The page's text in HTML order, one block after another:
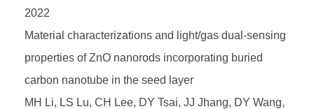
2022
Material characterizations and light/gas dual-sensing
properties of ZnO nanorods incorporating buried
carbon nanotube in the seed layer
MH Li, LS Lu, CH Lee, DY Tsai, JJ Jhang, DY Wang,